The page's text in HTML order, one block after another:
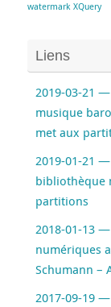
watermark XQuery
Liens
2019-03-21
musique
met aux
2019-01-21 —
bibliothèque
partitions
2018-01-13
numériques
Schumann –
2017-09-19